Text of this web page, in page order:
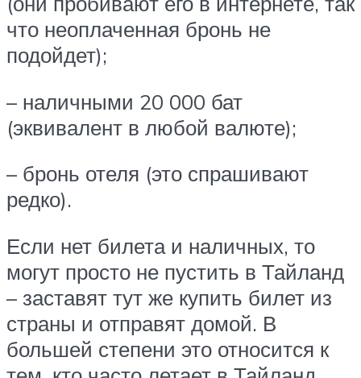
что неоплаченная бронь не
подойдет);
– наличными 20 000 бат
(эквивалент в любой валюте);
– бронь отеля (это спрашивают
редко).
Если нет билета и наличных, то
могут просто не пустить в Тайланд
– заставят тут же купить билет из
страны и отправят домой. В
большей степени это относится к